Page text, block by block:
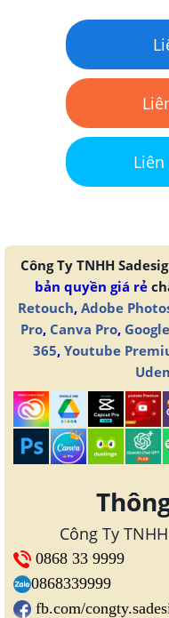
Liên
Công Ty TNHH
bản quyền giá rẻ
Retouch, Adobe
Pro, Canva Pro,
365, Youtube
Công Ty
0868 33 9999
0868339999
fb.com/